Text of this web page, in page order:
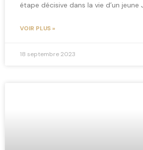
étape décisive dans la vie d’un jeune
VOIR PLUS »
18 septembre 2023